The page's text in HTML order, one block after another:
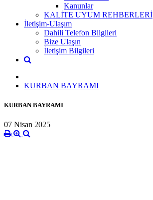
Kanunlar
KALİTE UYUM REHBERLERİ
İletişim-Ulaşım
Dahili Telefon Bilgileri
Bize Ulaşın
İletişim Bilgileri
KURBAN BAYRAMI
KURBAN BAYRAMI
07 Nisan 2025